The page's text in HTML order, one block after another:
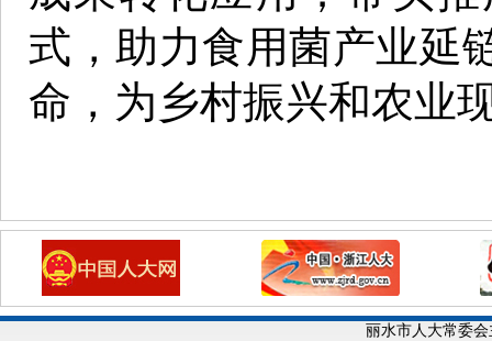
式，助力食用菌产业延
命，为乡村振兴和农业
丽水市人大常委会